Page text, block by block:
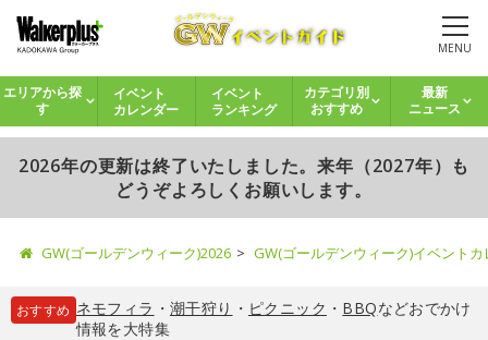
MENU
エリアから探
す
イベント
カレンダー
イベント
ランキング
カテゴリ別
おすすめ
最新
ニュース
2026年の更新は終了いたしました。来年（2027年）も
どうぞよろしくお願いします。
GW(ゴールデンウィーク)2026 GW(ゴールデンウィーク)イベント
おすすめ ネモフィラ ・ 潮干狩り ・ ピクニック ・ BBQなどおでかけ
情報を大特集